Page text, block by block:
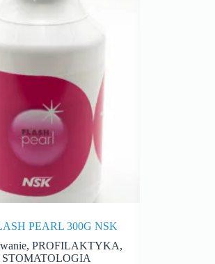
PEARL 300G NSK
, PROFILAKTYKA,
STOMATOLOGIA